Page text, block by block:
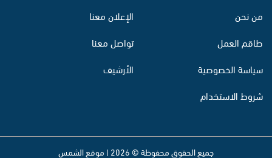
من نحن
طاقم العمل
سياسة الخصوصية
شروط الاستخدام
الإعلان معنا
تواصل معنا
الأرشيف
جميع الحقوق محفوظة © 2026 | موقع الشمس